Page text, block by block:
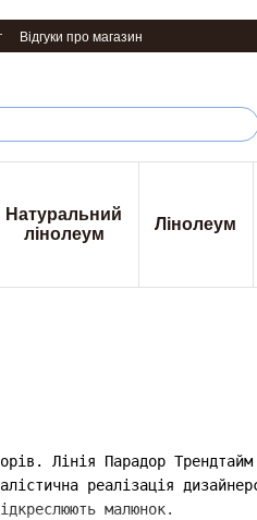
Відгуки про магазин
Натуральний
лінолеум
Лінолеум
Лінія Парадор
реалізація
малюнок.